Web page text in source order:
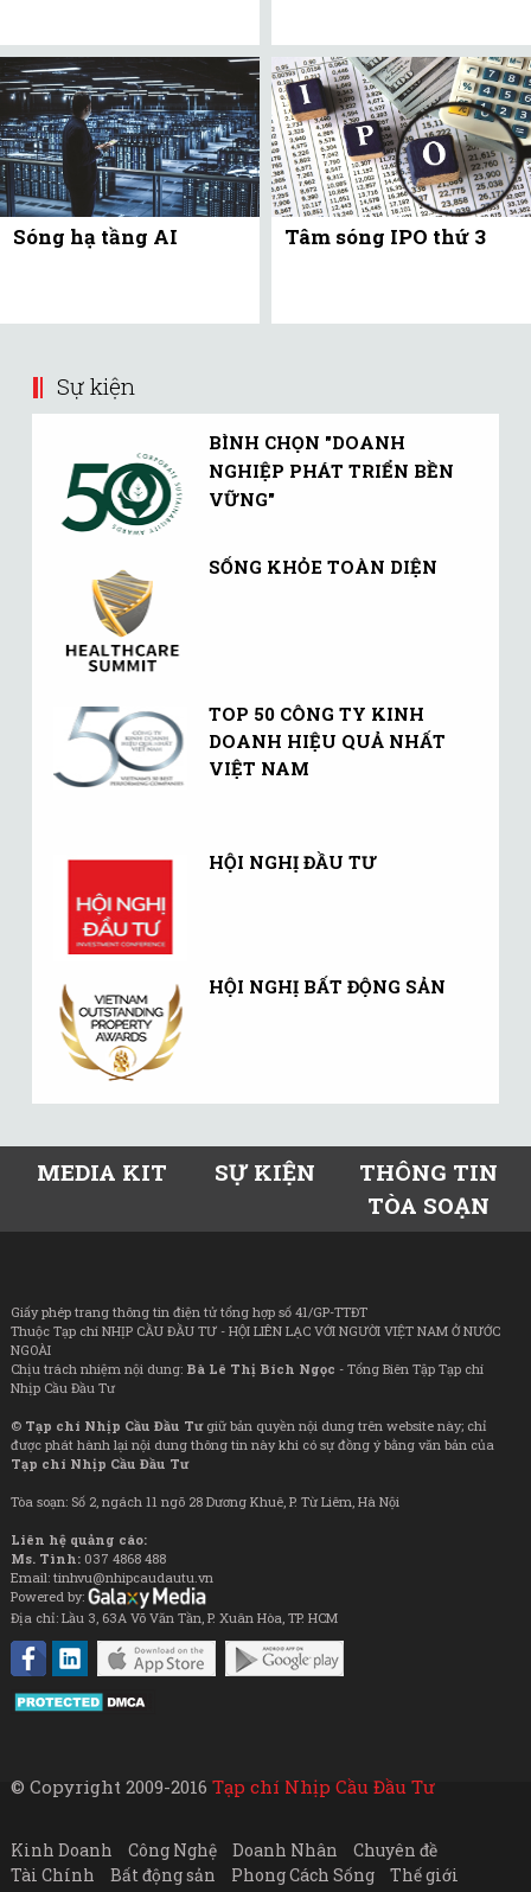
Sóng hạ tầng AI Tâm sóng IPO thứ 3
Sự kiện
BÌNH CHỌN "DOANH
NGHIỆP PHÁT TRIỂN BỀN
VỮNG"
SỐNG KHỎE TOÀN DIỆN
TOP 50 CÔNG TY KINH
DOANH HIỆU QUẢ NHẤT
VIỆT NAM
HỘI NGHỊ ĐẦU TƯ
HỘI NGHỊ BẤT ĐỘNG SẢN
MEDIA KIT SỰ KIỆN
THÔNG TIN
TÒA SOẠN
Giấy phép trang thông tin điện tử tổng hợp số 41/GP-TTĐT
Thuộc Tạp chí NHỊP CẦU ĐẦU TƯ - HỘI LIÊN LẠC VỚI NGƯỜI VIỆT NAM Ở NƯỚC
NGOÀI
Chịu trách nhiệm nội dung: Bà Lê Thị Bích Ngọc - Tổng Biên Tập Tạp chí
Nhịp Cầu Đầu Tư
© Tạp chí Nhịp Cầu Đầu Tưgiữ bản quyền nội dung trên website này; chỉ
được phát hành lại nội dung thông tin này khi có sự đồng ý bằng văn bản của
Tạp chí Nhịp Cầu Đầu Tư
Tòa soạn: Số 2, ngách 11 ngõ 28 Dương Khuê, P. Từ Liêm, Hà Nội
Liên hệ quảng cáo:
Ms. Tình: 037 4868 488
Email: tinhvu@nhipcaudautu.vn
Powered by:
Địa chỉ: Lầu 3, 63A Võ Văn Tần, P. Xuân Hòa, TP. HCM
© Copyright 2009-2016 Tạp chí Nhịp Cầu Đầu Tư
Kinh Doanh Công Nghệ Doanh Nhân
Chuyên đề
Tài Chính
Bất động sản Phong Cách Sống
Thế giới